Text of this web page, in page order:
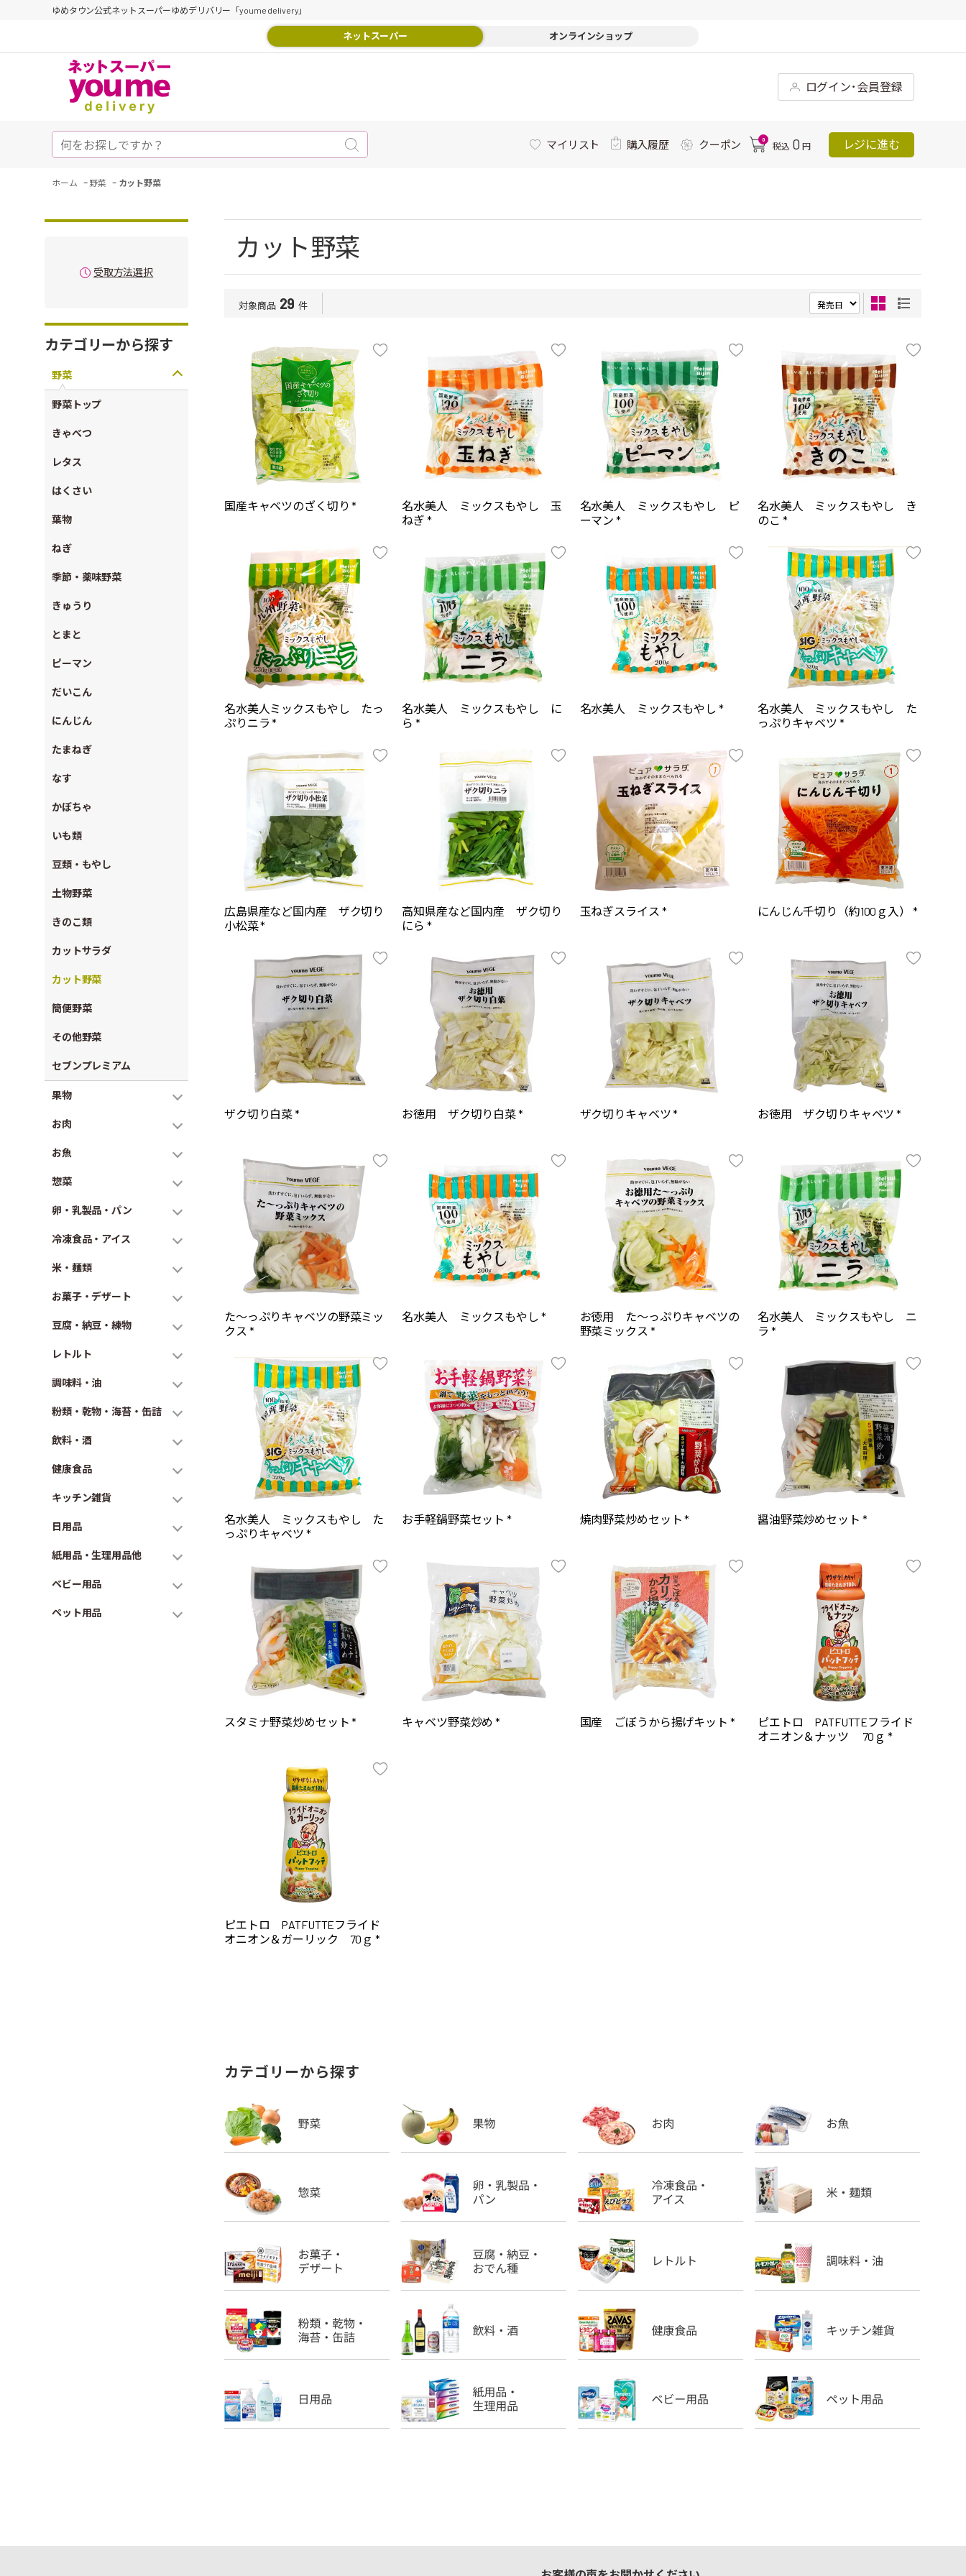
ゆめタウン公式ネットスーパーゆめデリバリー「youme delivery」
ネットスーパー オンラインショップ
ログイン･会員登録
マイリスト 購入履歴 クーポン 0
税込 0 円 レジに進む
ホーム - 野菜 - カット野菜
受取方法選択
カテゴリーから探す
野菜
野菜トップ
きゃべつ
レタス
はくさい
葉物
ねぎ
季節・薬味野菜
きゅうり
とまと
ピーマン
だいこん
にんじん
たまねぎ
なす
かぼちゃ
いも類
豆類・もやし
土物野菜
きのこ類
カットサラダ
カット野菜
簡便野菜
その他野菜
セブンプレミアム
果物
お肉
お魚
惣菜
卵・乳製品・パン
冷凍食品・アイス
米・麺類
お菓子・デザート
豆腐・納豆・練物
レトルト
調味料・油
粉類・乾物・海苔・缶詰
飲料・酒
健康食品
キッチン雑貨
日用品
紙用品・生理用品他
ベビー用品
ペット用品
カット野菜
対象商品 29 件
国産キャベツのざく切り *
名水美人 ミックスもやし 玉
ねぎ *
名水美人 ミックスもやし ピ
ーマン *
名水美人 ミックスもやし き
のこ *
名水美人ミックスもやし たっ
ぷりニラ *
名水美人 ミックスもやし に
ら *
名水美人 ミックスもやし *
名水美人 ミックスもやし た
っぷりキャベツ *
広島県産など国内産 ザク切り
小松菜 *
高知県産など国内産 ザク切り
にら *
玉ねぎスライス * にんじん千切り（約100ｇ入） *
ザク切り白菜 * お徳用 ザク切り白菜 * ザク切りキャベツ * お徳用 ザク切りキャベツ *
た～っぷりキャベツの野菜ミッ
クス *
名水美人 ミックスもやし *
お徳用 た～っぷりキャベツの
野菜ミックス *
名水美人 ミックスもやし ニ
ラ *
名水美人 ミックスもやし た
っぷりキャベツ *
お手軽鍋野菜セット * 焼肉野菜炒めセット * 醤油野菜炒めセット *
スタミナ野菜炒めセット * キャベツ野菜炒め * 国産 ごぼうから揚げキット *
ピエトロ PATFUTTEフライド
オニオン＆ナッツ 70ｇ *
ピエトロ PATFUTTEフライド
オニオン＆ガーリック 70ｇ *
カテゴリーから探す